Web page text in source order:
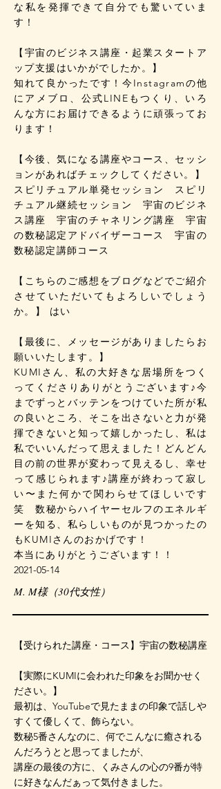
な私を発揮できて自分でも驚いていま
す！
【宇宙のビジネス講座・起業スタートア
ップ支援はいかがでしたか。】
知れて良かったです！今Instagramの他
にアメブロ、公式LINEもつくり、いろ
んな方にお届けできるように頑張ってお
ります！
【今後、気になる講座やコース、セッシ
ョンがあればチェックしてください。】
スピリチュアル単発セッション スピリ
チュアル継続セッション 宇宙のビジネ
ス講座 宇宙のチャネリング講座 宇宙
の数秘認定アドバイザーコース 宇宙の
数秘認定講師コース
【こちらのご感想をブログなどでご紹介
させていただいてもよろしいでしょう
か。】 はい
【最後に、メッセージがありましたらお
願いいたします。】
KUMIさん、私の大好きな居場所をつく
ってくださりありがとうございます♪今
までずっとバッテンをつけていた所が私
の良いところ、そこを出さないと力が発
揮できないと知って嬉しかったし、私は
私でいいんだって思えました！どんどん
目の前の世界が変わって見えるし、幸せ
って感じられます♪講座が終わって寂し
い〜また何かで関わらせてほしいです
笑 数秘からハイヤーセルフのエネルギ
ーを知る、私らしいものが見つかったの
もKUMIさんのおかげです！
本当にありがとうございます！！
2021-05-14
M. M様（30代女性）
​【受けられた講座・コース】宇宙の数秘講座
【実際にKUMIに会われた印象をお聞かせく
ださい。】
最初は、YouTubeで見たままの印象で話しや
すくて優しくて、飾らない。
数秘5番さんなのに、何でこんなに癒される
んだろうとと思ってましたが、
講座の最後の方に、くみさんの心の9番が特
に好きなんだぁって気付きました。